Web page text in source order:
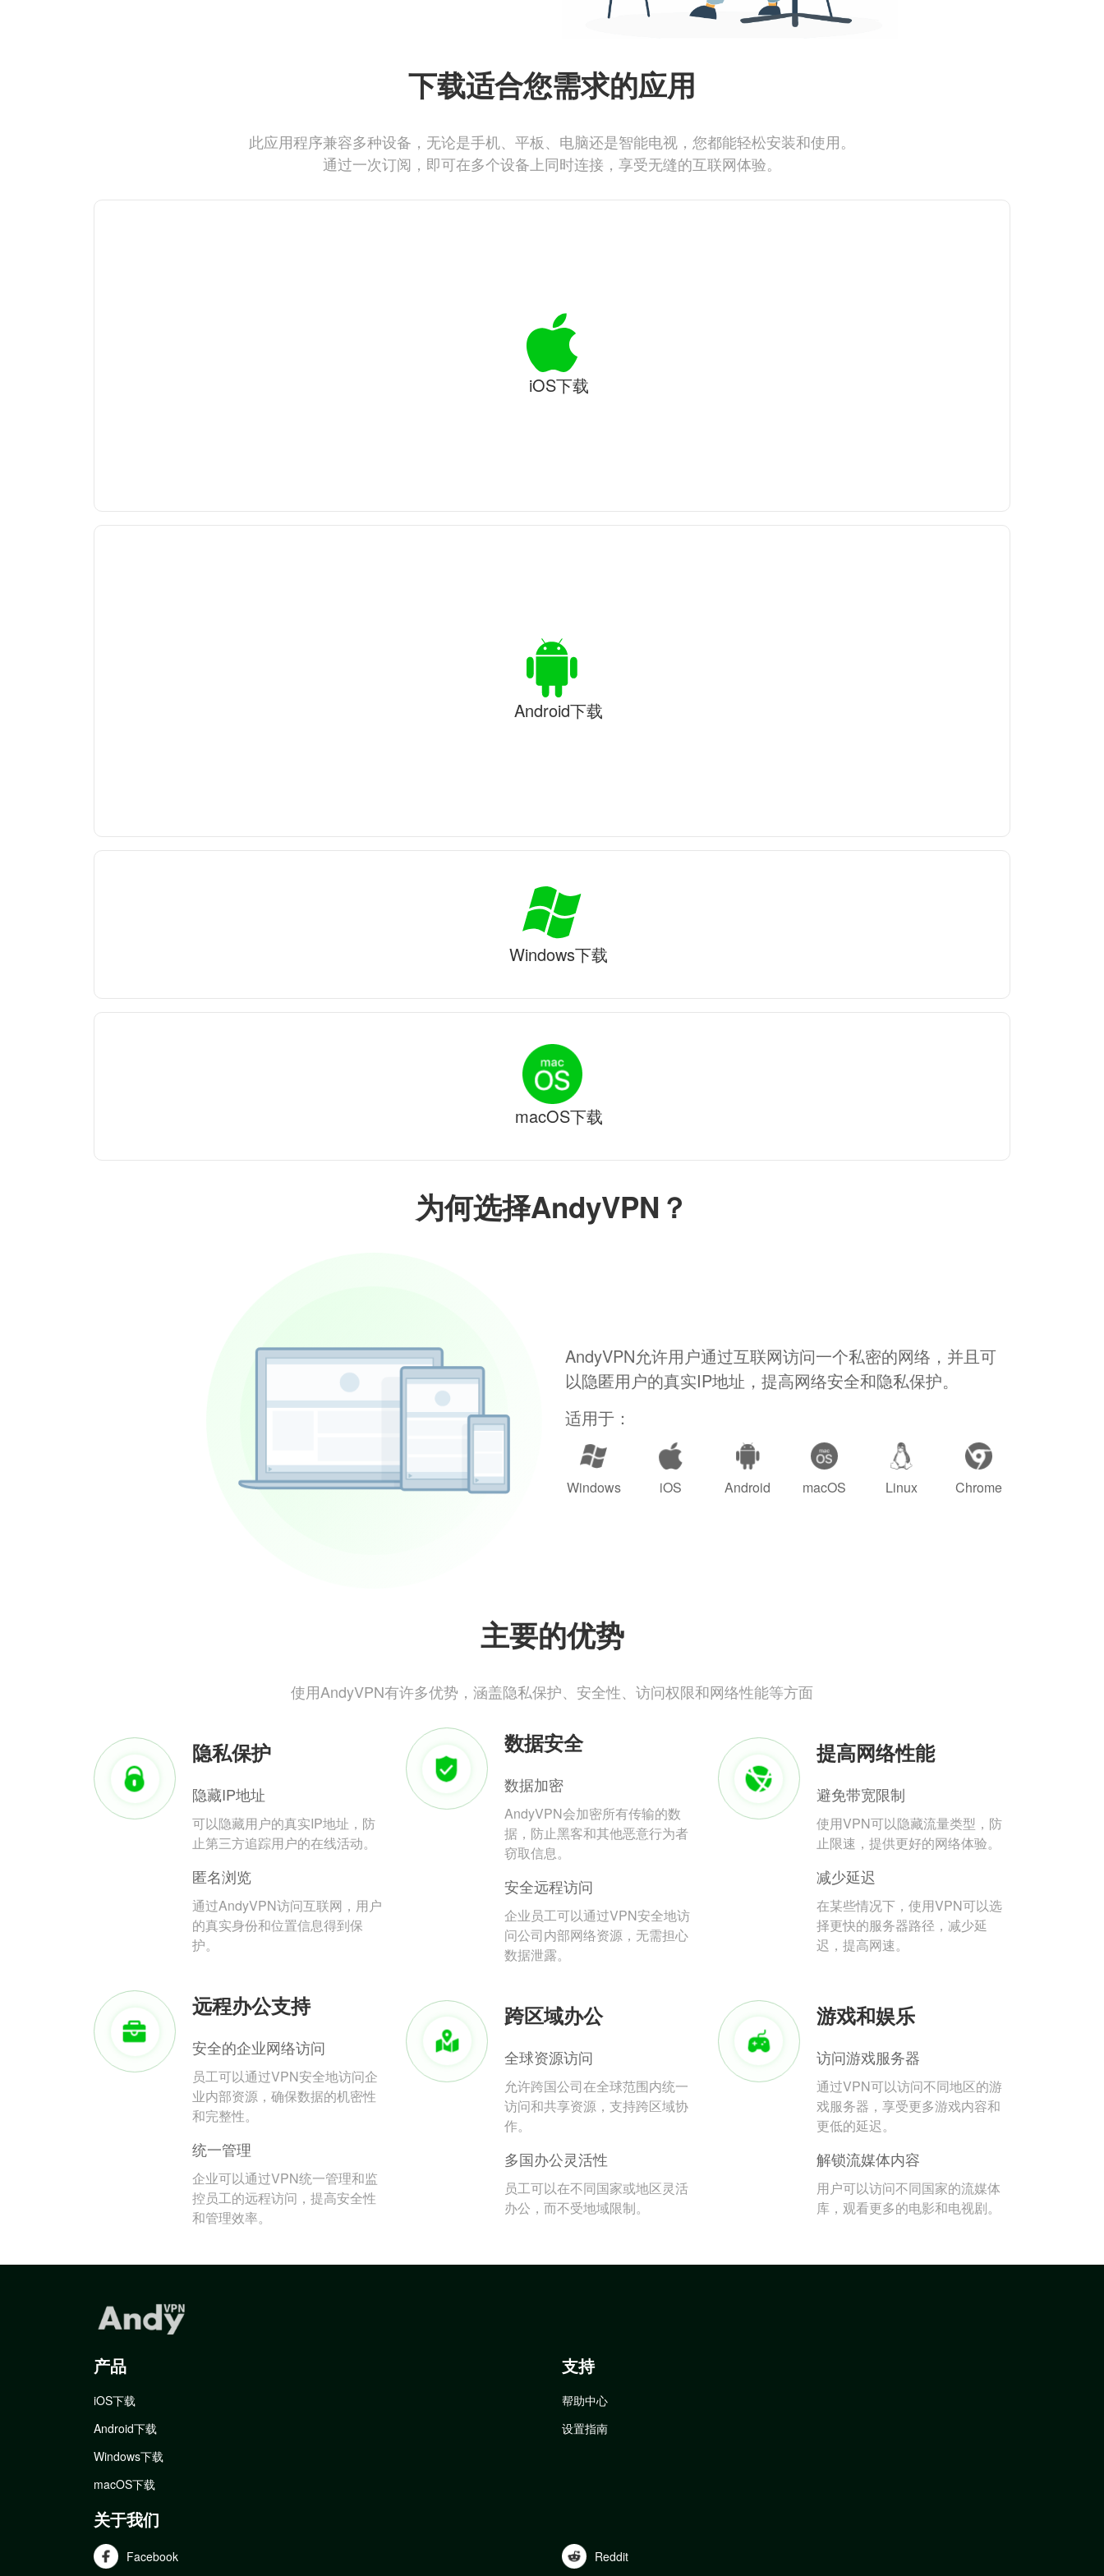
为何选择AndyVPN？
AndyVPN允许用户通过互联网访问一个私密的网络，并且可
以隐匿用户的真实IP地址，提高网络安全和隐私保护。
适用于：
Windows iOS Android macOS Linux Chrome
主要的优势
使用AndyVPN有许多优势，涵盖隐私保护、安全性、访问权限和网络性能等方面
隐私保护
隐藏IP地址
可以隐藏用户的真实IP地址，防
止第三方追踪用户的在线活动。
匿名浏览
通过AndyVPN访问互联网，用户
的真实身份和位置信息得到保
护。
数据安全
数据加密
AndyVPN会加密所有传输的数
据，防止黑客和其他恶意行为者
窃取信息。
安全远程访问
企业员工可以通过VPN安全地访
问公司内部网络资源，无需担心
数据泄露。
提高网络性能
避免带宽限制
使用VPN可以隐藏流量类型，防
止限速，提供更好的网络体验。
减少延迟
在某些情况下，使用VPN可以选
择更快的服务器路径，减少延
迟，提高网速。
远程办公支持
安全的企业网络访问
员工可以通过VPN安全地访问企
业内部资源，确保数据的机密性
和完整性。
统一管理
企业可以通过VPN统一管理和监
控员工的远程访问，提高安全性
和管理效率。
跨区域办公
全球资源访问
允许跨国公司在全球范围内统一
访问和共享资源，支持跨区域协
作。
多国办公灵活性
员工可以在不同国家或地区灵活
办公，而不受地域限制。
游戏和娱乐
访问游戏服务器
通过VPN可以访问不同地区的游
戏服务器，享受更多游戏内容和
更低的延迟。
解锁流媒体内容
用户可以访问不同国家的流媒体
库，观看更多的电影和电视剧。
下载适合您需求的应用
此应用程序兼容多种设备，无论是手机、平板、电脑还是智能电视，您都能轻松安装和使用。
通过一次订阅，即可在多个设备上同时连接，享受无缝的互联网体验。
iOS下载
Android下载
Windows下载
macOS下载
产品
iOS下载
Android下载
Windows下载
macOS下载
支持
帮助中心
设置指南
关于我们
Facebook Reddit